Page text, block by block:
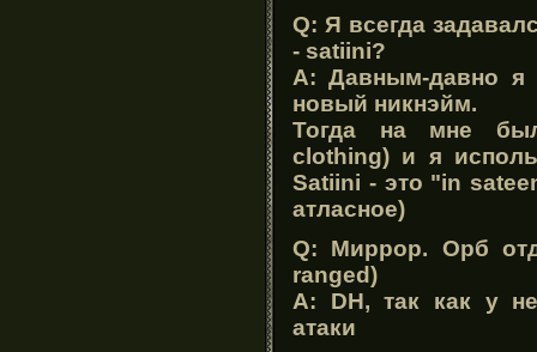
Q: Я всегда
- satiini?
A: Давным-давно я
новый никнэйм.
Тогда на мне
clothing) и я
Satiini - это "in
атласное)
Q: Миррор. Орб
ranged)
A: DH, так как у
атаки